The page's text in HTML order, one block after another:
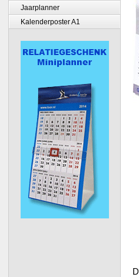
Jaarplanner
Kalenderposter A1